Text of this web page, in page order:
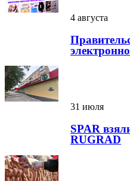
4 августа
31 июля
SPAR
RUGRAD